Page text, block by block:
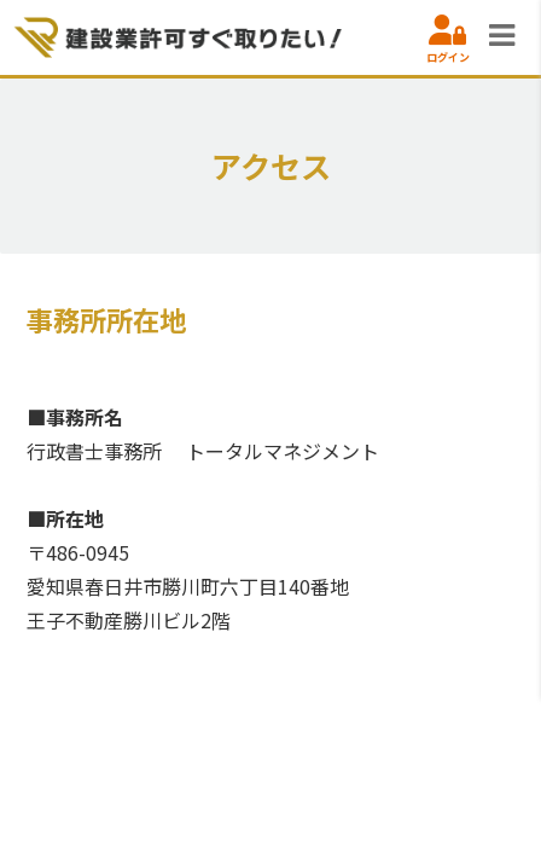
ログイン
アクセス
事務所所在地
■事務所名
行政書士事務所 トータルマネジメント
■所在地
〒486-0945
愛知県春日井市勝川町六丁目140番地
王子不動産勝川ビル2階